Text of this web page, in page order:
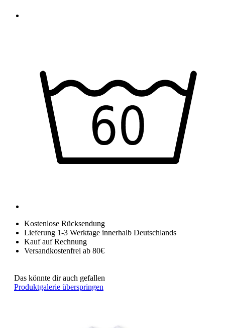
Kostenlose Rücksendung
Lieferung 1-3 Werktage innerhalb Deutschlands
Kauf auf Rechnung
Versandkostenfrei ab 80€
Das könnte dir auch gefallen
Produktgalerie überspringen